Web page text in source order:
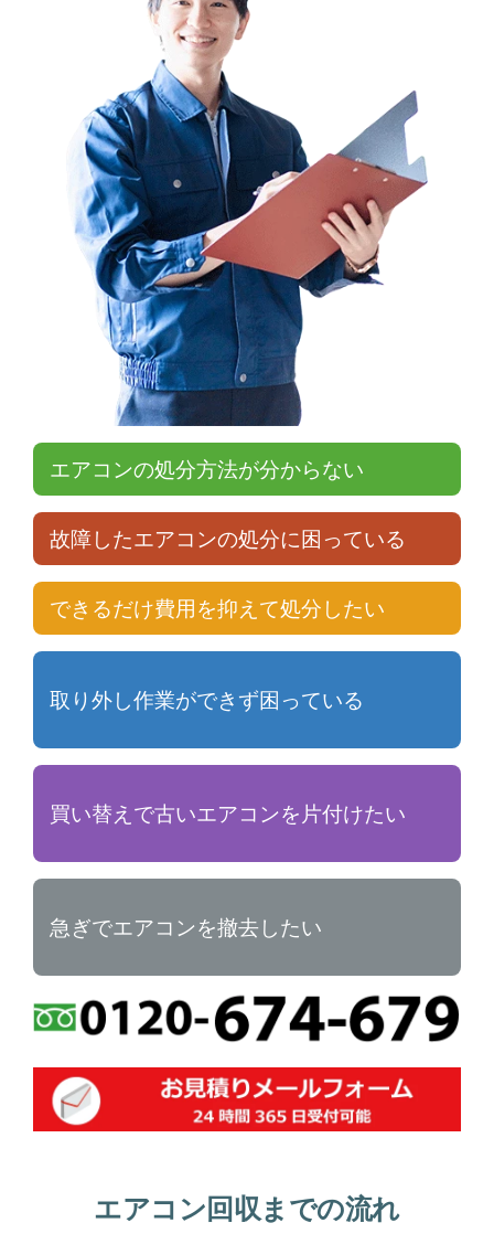
エアコンの処分方法が分からない
故障したエアコンの処分に困っている
できるだけ費用を抑えて処分したい
取り外し作業ができず困っている
買い替えで古いエアコンを片付けたい
急ぎでエアコンを撤去したい
エアコン回収までの流れ